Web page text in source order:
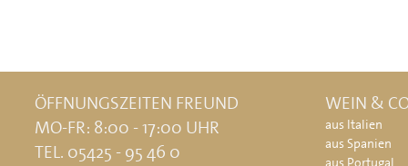
ÖFFNUNGSZEITEN FREUND
MO-FR: 8:00 - 17:00 UHR
TEL. 05425 - 95 46 0
WEIN &
aus Italien
aus Spanien
aus Portugal